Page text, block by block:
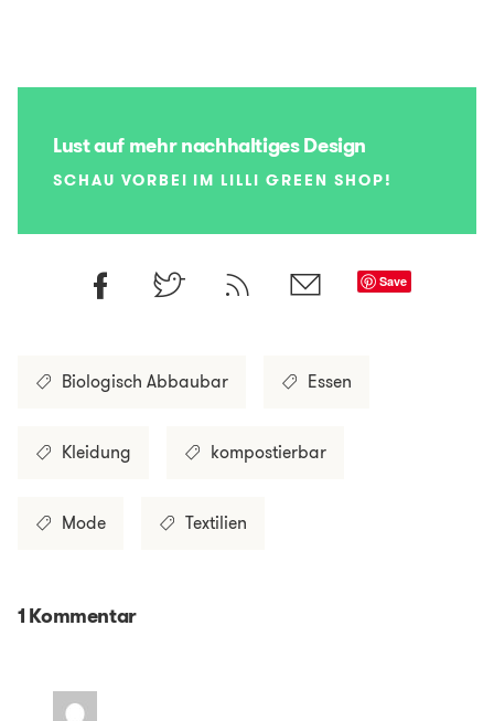
Lust auf mehr nachhaltiges Design
SCHAU VORBEI IM LILLI GREEN SHOP!
Save
Biologisch Abbaubar Essen
Kleidung kompostierbar
Mode Textilien
1 Kommentar